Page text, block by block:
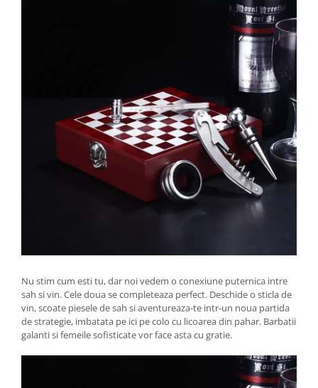
Nu stim cum esti tu, dar noi vedem o conexiune puternica intre
sah si vin. Cele doua se completeaza perfect. Deschide o sticla de
vin, scoate piesele de sah si aventureaza-te intr-un noua partida
de strategie, imbatata pe ici pe colo cu licoarea din pahar. Barbatii
galanti si femeile sofisticate vor face asta cu gratie.